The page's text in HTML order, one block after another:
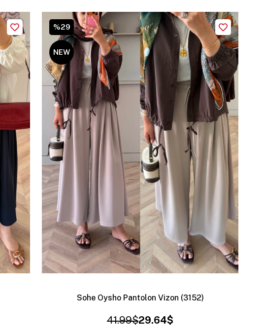
Sohe Oysho Pantolon Vizon (3152)
29.64$
41.99$
%29
NEW
ITEM